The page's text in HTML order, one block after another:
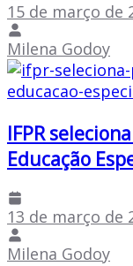
15 de março de
Milena Godoy
IFPR
Educação
13 de março de
Milena Godoy